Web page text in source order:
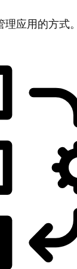
应用的方式。